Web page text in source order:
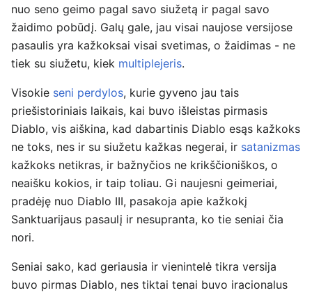
nuo seno geimo pagal savo siužetą ir pagal savo
žaidimo pobūdį. Galų gale, jau visai naujose versijose
pasaulis yra kažkoksai visai svetimas, o žaidimas - ne
tiek su siužetu, kiek multiplejeris.
Visokie seni perdylos, kurie gyveno jau tais
priešistoriniais laikais, kai buvo išleistas pirmasis
Diablo, vis aiškina, kad dabartinis Diablo esąs kažkoks
ne toks, nes ir su siužetu kažkas negerai, ir satanizmas
kažkoks netikras, ir bažnyčios ne krikščioniškos, o
neaišku kokios, ir taip toliau. Gi naujesni geimeriai,
pradėję nuo Diablo III, pasakoja apie kažkokį
Sanktuarijaus pasaulį ir nesupranta, ko tie seniai čia
nori.
Seniai sako, kad geriausia ir vienintelė tikra versija
buvo pirmas Diablo, nes tiktai tenai buvo iracionalus